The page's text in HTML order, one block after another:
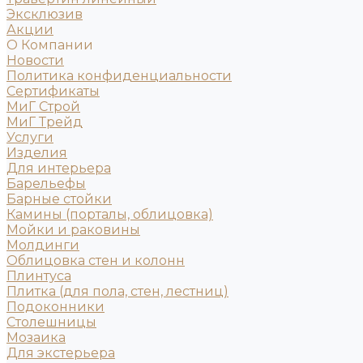
Эксклюзив
Акции
О Компании
Новости
Политика конфиденциальности
Сертификаты
МиГ Строй
МиГ Трейд
Услуги
Изделия
Для интерьера
Барельефы
Барные стойки
Камины (порталы, облицовка)
Мойки и раковины
Молдинги
Облицовка стен и колонн
Плинтуса
Плитка (для пола, стен, лестниц)
Подоконники
Столешницы
Мозаика
Для экстерьера